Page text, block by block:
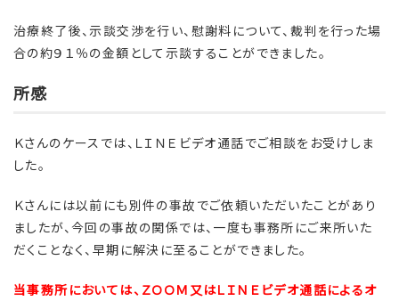
治療終了後、示談交渉を行い、慰謝料について、裁判を行った場
合の約９１％の金額として示談することができました。
所感
Ｋさんのケースでは、ＬＩＮＥビデオ通話でご相談をお受けしま
した。
Ｋさんには以前にも別件の事故でご依頼いただいたことがあり
ましたが、今回の事故の関係では、一度も事務所にご来所いた
だくことなく、早期に解決に至ることができました。
当事務所においては、ＺＯＯＭ又はＬＩＮＥビデオ通話によるオ